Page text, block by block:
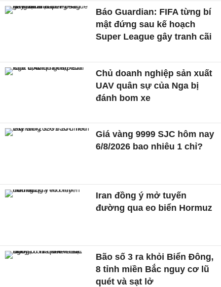
Báo Guardian: FIFA từng bí
mật đứng sau kế hoạch
Super League gây tranh cãi
Chủ doanh nghiệp sản xuất
UAV quân sự của Nga bị
đánh bom xe
Giá vàng 9999 SJC hôm nay
6/8/2026 bao nhiêu 1 chỉ?
Iran đồng ý mở tuyến
đường qua eo biển Hormuz
Bão số 3 ra khỏi Biển Đông,
8 tỉnh miền Bắc nguy cơ lũ
quét và sạt lở